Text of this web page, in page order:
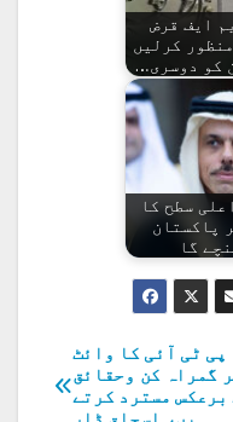
ایف قرض
منظور کرلیں
کو دوسری…
سطح کا
پاکستان
گا
پی ٹی آئی کا وائٹ
گمراہ کن وحقائق
برعکس مسترد کرتے